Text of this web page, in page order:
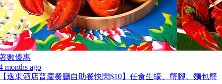
數優惠
months ago
逸東酒店普慶餐廳自助餐快閃$10】任食生蠔、蟹腳、麵包蟹